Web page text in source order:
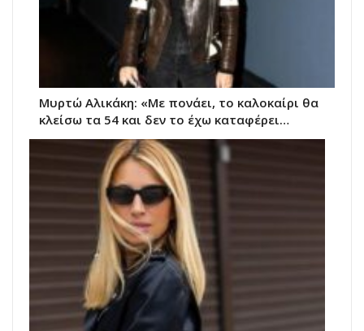
Μυρτώ Αλικάκη: «Με πονάει, το καλοκαίρι θα
κλείσω τα 54 και δεν το έχω καταφέρει…